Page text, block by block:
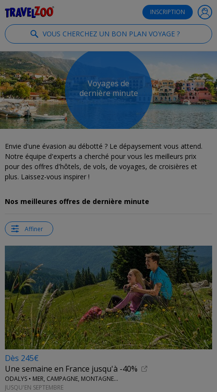
INSCRIPTION
VOUS CHERCHEZ UN BON PLAN VOYAGE ?
Voyages de
dernière minute
Envie d'une évasion au débotté ? Le dépaysement vous attend.
Notre équipe d'experts a cherché pour vous les meilleurs prix
pour des offres d'hôtels, de vols, de voyages, de croisières et
plus. Laissez-vous inspirer !
Nos meilleures offres de dernière minute
Affiner
Dès 245€
Une semaine en France jusqu'à -40%
ODALYS • MER, CAMPAGNE, MONTAGNE...
JUSQU'EN SEPTEMBRE